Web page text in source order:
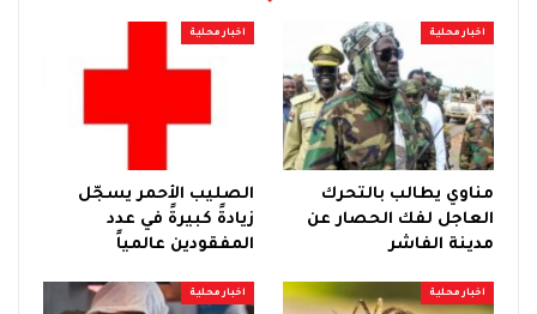
اخبار محلية
مناوي يطالب بالتحرك
العاجل لفك الحصار عن
مدينة الفاشر
اخبار محلية
الصليب الأحمر يسجّل
زيادةً كبيرةً في عدد
المفقودين عالمياً
اخبار محلية اخبار محلية